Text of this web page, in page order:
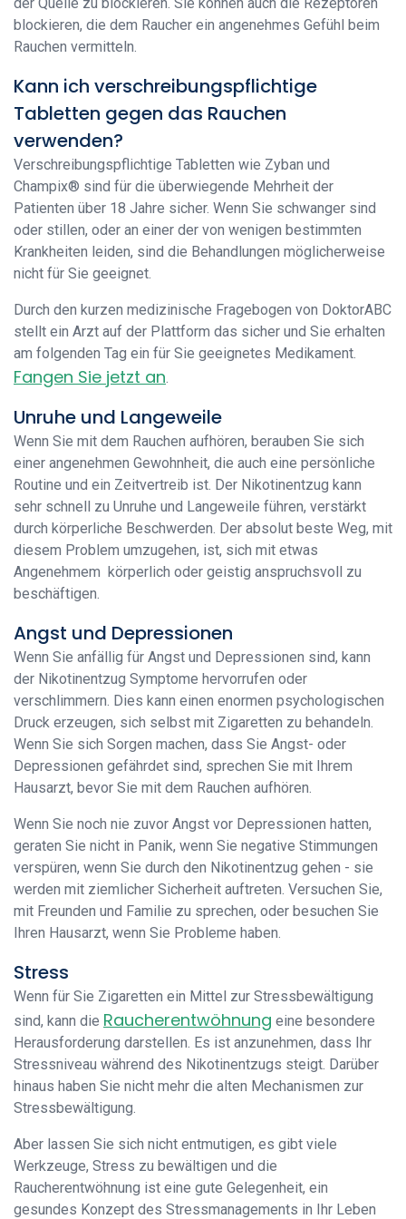
blockieren, die dem Raucher ein angenehmes Gefühl beim
Rauchen vermitteln.
Kann ich verschreibungspflichtige
Tabletten gegen das Rauchen
verwenden?
Verschreibungspflichtige Tabletten wie Zyban und
Champix® sind für die überwiegende Mehrheit der
Patienten über 18 Jahre sicher. Wenn Sie schwanger sind
oder stillen, oder an einer der von wenigen bestimmten
Krankheiten leiden, sind die Behandlungen möglicherweise
nicht für Sie geeignet.
Durch den kurzen medizinische Fragebogen von DoktorABC
stellt ein Arzt auf der Plattform das sicher und Sie erhalten
am folgenden Tag ein für Sie geeignetes Medikament.
Fangen Sie jetzt an.
Unruhe und Langeweile
Wenn Sie mit dem Rauchen aufhören, berauben Sie sich
einer angenehmen Gewohnheit, die auch eine persönliche
Routine und ein Zeitvertreib ist. Der Nikotinentzug kann
sehr schnell zu Unruhe und Langeweile führen, verstärkt
durch körperliche Beschwerden. Der absolut beste Weg, mit
diesem Problem umzugehen, ist, sich mit etwas
Angenehmem körperlich oder geistig anspruchsvoll zu
beschäftigen.
Angst und Depressionen
Wenn Sie anfällig für Angst und Depressionen sind, kann
der Nikotinentzug Symptome hervorrufen oder
verschlimmern. Dies kann einen enormen psychologischen
Druck erzeugen, sich selbst mit Zigaretten zu behandeln.
Wenn Sie sich Sorgen machen, dass Sie Angst- oder
Depressionen gefährdet sind, sprechen Sie mit Ihrem
Hausarzt, bevor Sie mit dem Rauchen aufhören.
Wenn Sie noch nie zuvor Angst vor Depressionen hatten,
geraten Sie nicht in Panik, wenn Sie negative Stimmungen
verspüren, wenn Sie durch den Nikotinentzug gehen - sie
werden mit ziemlicher Sicherheit auftreten. Versuchen Sie,
mit Freunden und Familie zu sprechen, oder besuchen Sie
Ihren Hausarzt, wenn Sie Probleme haben.
Stress
Wenn für Sie Zigaretten ein Mittel zur Stressbewältigung
sind, kann die Raucherentwöhnung eine besondere
Herausforderung darstellen. Es ist anzunehmen, dass Ihr
Stressniveau während des Nikotinentzugs steigt. Darüber
hinaus haben Sie nicht mehr die alten Mechanismen zur
Stressbewältigung.
Aber lassen Sie sich nicht entmutigen, es gibt viele
Werkzeuge, Stress zu bewältigen und die
Raucherentwöhnung ist eine gute Gelegenheit, ein
gesundes Konzept des Stressmanagements in Ihr Leben